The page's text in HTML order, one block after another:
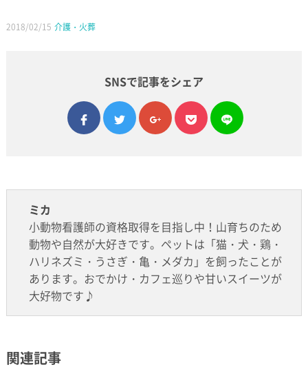
2018/02/15 介護・火葬
SNSで記事をシェア
facebook
twittergoogle plus
pocket
line
ミカ
小動物看護師の資格取得を目指し中！山育ちのため
動物や自然が大好きです。ペットは「猫・犬・鶏・
ハリネズミ・うさぎ・亀・メダカ」を飼ったことが
あります。おでかけ・カフェ巡りや甘いスイーツが
大好物です♪
関連記事